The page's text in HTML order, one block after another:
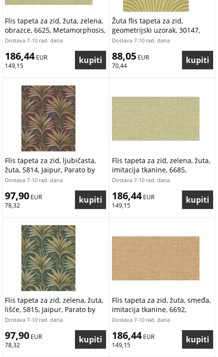
Flis tapeta za zid, žuta, zelena,
obrazce, 6625, Metamorphosis,
Parato by Cristiana Masi |
Dostava 7-10 rad. dana
186,44 EUR
149,15
Žuta flis tapeta za zid,
geometrijski uzorak, 30147,
Energie, Cristiana Masi by
Parato | Ljepilo Gratis
Dostava 7-10 rad. dana
88,05 EUR
70,44
Flis tapeta za zid, ljubičasta,
žuta, 5814, Jaipur, Parato by
Cristiana Masi | Ljepilo Gratis
Dostava 7-10 rad. dana
97,90 EUR
78,32
Flis tapeta za zid, zelena, žuta,
imitacija tkanine, 6685,
Metamorphosis, Pigmenta,
Parato by Cristiana Masi |
Ljepilo Gratis
Dostava 7-10 rad. dana
186,44 EUR
149,15
Flis tapeta za zid, zelena, žuta,
lišće, 5815, Jaipur, Parato by
Cristiana Masi | Ljepilo Gratis
Dostava 7-10 rad. dana
97,90 EUR
78,32
Flis tapeta za zid, žuta, smeđa,
imitacija tkanine, 6692,
Metamorphosis, Pigmenta,
Parato by Cristiana Masi |
Ljepilo Gratis
Dostava 7-10 rad. dana
186,44 EUR
149,15